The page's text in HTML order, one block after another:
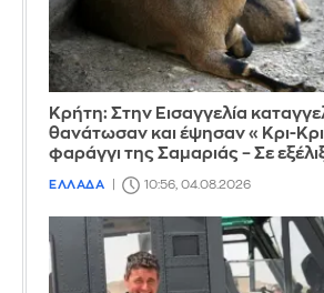
Κρήτη: Στην Εισαγγελία
θανάτωσαν και έψησαν «Κρι-
φαράγγι της Σαμαριάς – Σε
ΕΛΛΑΔΑ 10:56, 04.08.2026